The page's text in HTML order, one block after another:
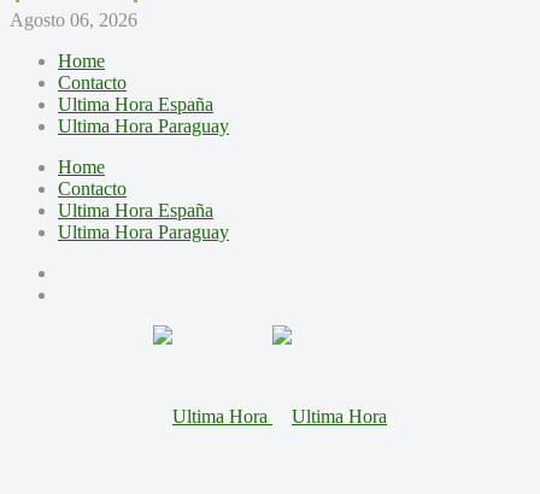
Agosto 06, 2026
Home
Contacto
Ultima Hora España
Ultima Hora Paraguay
Home
Contacto
Ultima Hora España
Ultima Hora Paraguay